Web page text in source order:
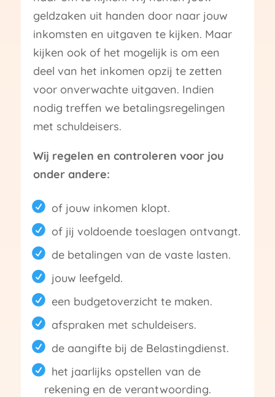
geldzaken uit handen door naar jouw
inkomsten en uitgaven te kijken. Maar
kijken ook of het mogelijk is om een
deel van het inkomen opzij te zetten
voor onverwachte uitgaven. Indien
nodig treffen we betalingsregelingen
met schuldeisers.
Wij regelen en controleren voor jou
onder andere:
of jouw inkomen klopt.
of jij voldoende toeslagen ontvangt.
de betalingen van de vaste lasten.
jouw leefgeld.
een budgetoverzicht te maken.
afspraken met schuldeisers.
de aangifte bij de Belastingdienst.
het jaarlijks opstellen van de
rekening en de verantwoording.